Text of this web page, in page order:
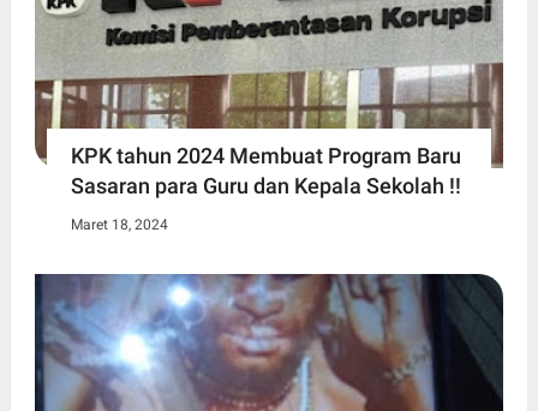
KPK tahun 2024 Membuat Program Baru
Sasaran para Guru dan Kepala Sekolah !!
Maret 18, 2024